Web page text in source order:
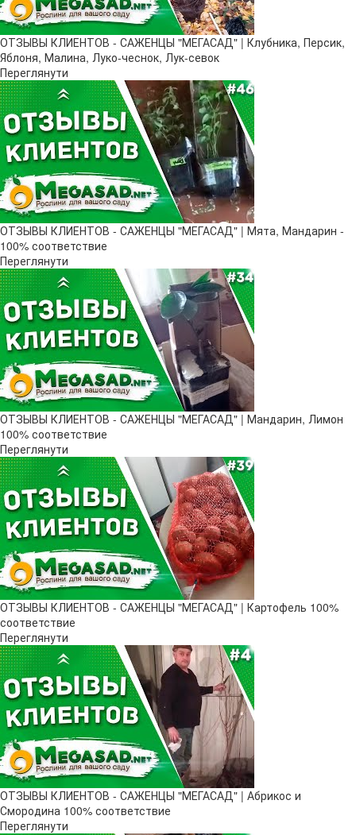
ОТЗЫВЫ КЛИЕНТОВ - САЖЕНЦЫ "МЕГАСАД" | Клубника, Персик,
Яблоня, Малина, Луко-чеснок, Лук-севок
Переглянути
ОТЗЫВЫ КЛИЕНТОВ - САЖЕНЦЫ "МЕГАСАД" | Мята, Мандарин -
100% соответствие
Переглянути
ОТЗЫВЫ КЛИЕНТОВ - САЖЕНЦЫ "МЕГАСАД" | Мандарин, Лимон
100% соответствие
Переглянути
ОТЗЫВЫ КЛИЕНТОВ - САЖЕНЦЫ "МЕГАСАД" | Картофель 100%
соответствие
Переглянути
ОТЗЫВЫ КЛИЕНТОВ - САЖЕНЦЫ "МЕГАСАД" | Абрикос и
Смородина 100% соответствие
Переглянути